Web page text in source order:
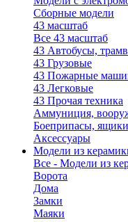
Сборные модели
43 масштаб
Все 43 масштаб
43 Автобусы,
43 Грузовые
43 Пожарные
43 Легковые
43 Прочая техника
Аммуниция,
Боеприпасы,
Аксессуары
Модели из
Все - Модели из
Ворота
Дома
Замки
Маяки